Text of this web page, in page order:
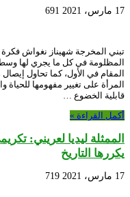
17 مارس، 2021 691
تبني المخرجة شهيناز نغواش
المظلومة في كل ما يجري لها
المقام في الأول، كما تحاول
المرأة على تغيير مفهومها
قابلية الخضوع …
أكمل القراءة »
الممثلة ليديا لعريني:
يكررها التاريخ
17 مارس، 2021 719